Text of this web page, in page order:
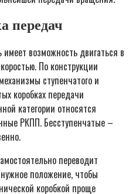
передач
возможность двигаться в
По конструкции
ступенчатого и
коробках передачи
категории относятся
РКПП. Бесступенчатые –
переводит
положение, чтобы
коробкой проще